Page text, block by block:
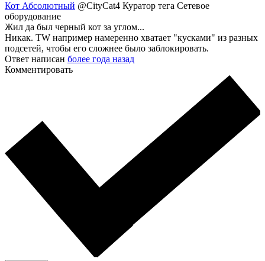
Кот Абсолютный @CityCat4 Куратор тега Сетевое
оборудование
Жил да был черный кот за углом...
Никак. TW например намеренно хватает "кусками" из разных
подсетей, чтобы его сложнее было заблокировать.
Ответ написан более года назад
Комментировать